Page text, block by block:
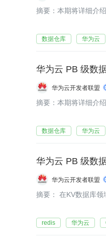
摘要：本期将详细介
数据仓库 华为云
华为云 PB 级数
华为云开发者联盟
摘要：本期将详细介
数据仓库 华为云
华为云 PB 级数
华为云开发者联盟
摘要： 在KV数据库领
redis 华为云